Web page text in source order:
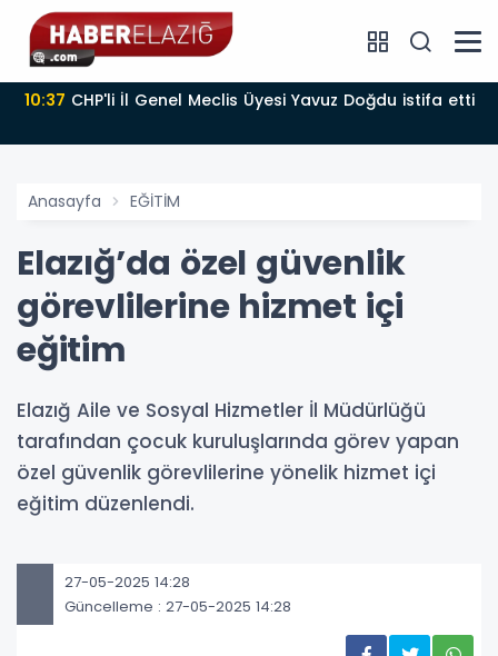
10:37 CHP'li İl Genel Meclis Üyesi Yavuz Doğdu istifa etti
Anasayfa EĞİTİM
Elazığ’da özel güvenlik
görevlilerine hizmet içi
eğitim
Elazığ Aile ve Sosyal Hizmetler İl Müdürlüğü
tarafından çocuk kuruluşlarında görev yapan
özel güvenlik görevlilerine yönelik hizmet içi
eğitim düzenlendi.
27-05-2025 14:28
Güncelleme : 27-05-2025 14:28